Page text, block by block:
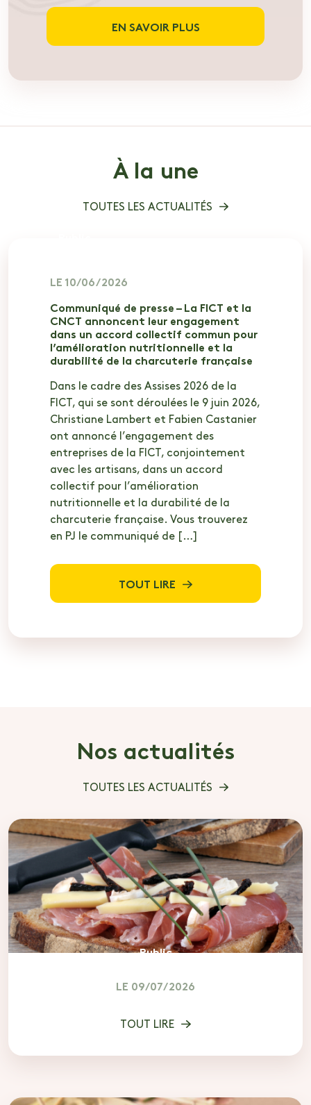
EN SAVOIR PLUS
À la une
TOUTES LES ACTUALITÉS
LE 10/06/2026
Communiqué de presse – La FICT et la
CNCT annoncent leur engagement
dans un accord collectif commun pour
l’amélioration nutritionnelle et la
durabilité de la charcuterie française
Dans le cadre des Assises 2026 de la
FICT, qui se sont déroulées le 9 juin 2026,
Christiane Lambert et Fabien Castanier
ont annoncé l’engagement des
entreprises de la FICT, conjointement
avec les artisans, dans un accord
collectif pour l’amélioration
nutritionnelle et la durabilité de la
charcuterie française. Vous trouverez
en PJ le communiqué de […]
TOUT LIRE
Nos actualités
TOUTES LES ACTUALITÉS
Public
LE 09/07/2026
TOUT LIRE